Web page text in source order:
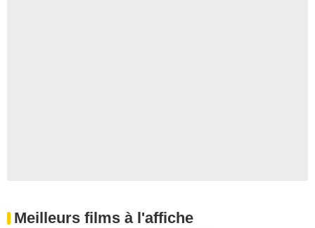
Meilleurs films à l'affiche